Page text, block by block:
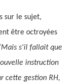
sur le sujet,
être octroyées
s'il fallait que
instruction
cette gestion RH,